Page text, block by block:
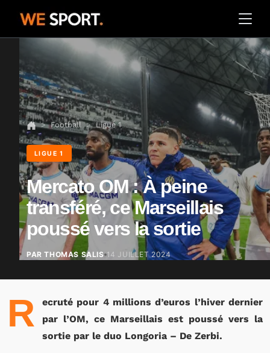
Football Ligue 1
LIGUE 1
Mercato OM : À peine
transféré, ce Marseillais
poussé vers la sortie
PAR THOMAS SALIS 14 JUILLET 2024
R
ecruté pour 4 millions d’euros l’hiver dernier
par l’OM, ce Marseillais est poussé vers la
sortie par le duo Longoria – De Zerbi.